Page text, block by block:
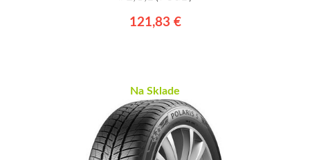
121,83 €
Na Sklade